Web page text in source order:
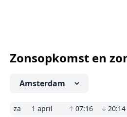
Zonsopkomst en
za 1 april ↑ 07:16 ↓ 20:14